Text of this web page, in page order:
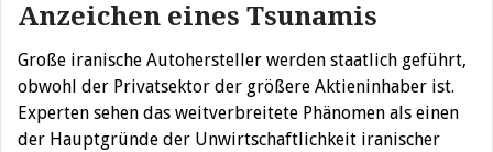
Anzeichen eines Tsunamis
Große iranische Autohersteller werden staatlich geführt,
obwohl der Privatsektor der größere Aktieninhaber ist.
Experten sehen das weitverbreitete Phänomen als einen
der Hauptgründe der Unwirtschaftlichkeit iranischer